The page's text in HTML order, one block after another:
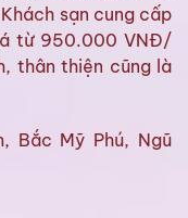
sạn cung cấp
từ 950.000 VNĐ/
thân thiện cũng là
Bắc Mỹ Phú, Ngũ